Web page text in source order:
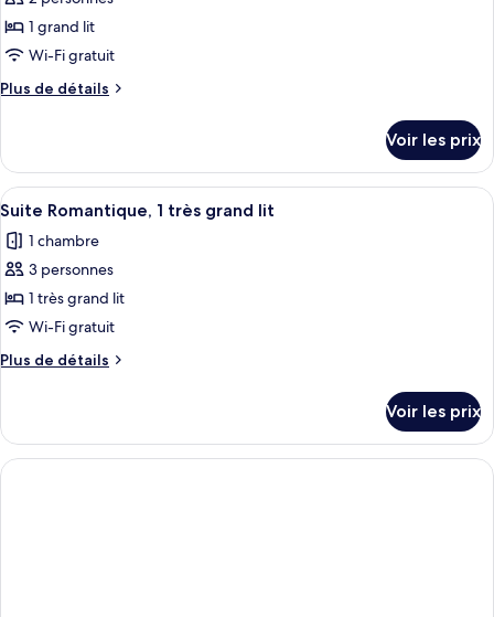
grand
lit
pour
ce
type
de
Chambre,
grand
lit
1 grand lit
Wi-Fi gratuit
Plus de détails
Plus
le
type
de
Chambre,
lit
Voir les prix
Afficher
toutes
les
photos
pour
ce
type
de
Suite
Romantique,
1
Un salon moderne avec un
1
Suite Romantique, 1 très grand lit
1 chambre
3 personnes
1 très grand lit
Wi-Fi gratuit
Plus de détails
Plus
le
type
de
Voir les prix